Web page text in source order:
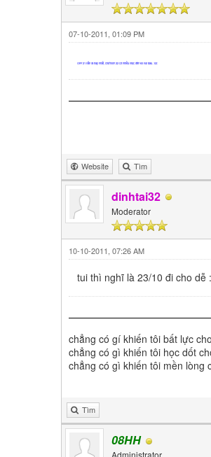
07-10-2011, 01:09 PM
OFF 21 vẫn là hay nhất, chứ hôm 22 có nhiều việc lắm ko vui đâu. :02:
Website Tìm
dinhtai32
Moderator
10-10-2011, 07:26 AM
tui thì nghĩ là 23/10 đi cho dễ
chẳng có gí khiến tôi bất lực
chẳng có gì khiến tôi học dốt
chẳng có gì khiến tôi mền lòng
Tìm
08HH